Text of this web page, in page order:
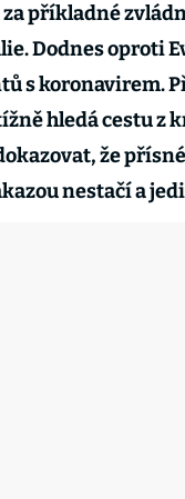
za příkladné
Dodnes oproti
s koronavirem.
hledá cestu z
že
nestačí a